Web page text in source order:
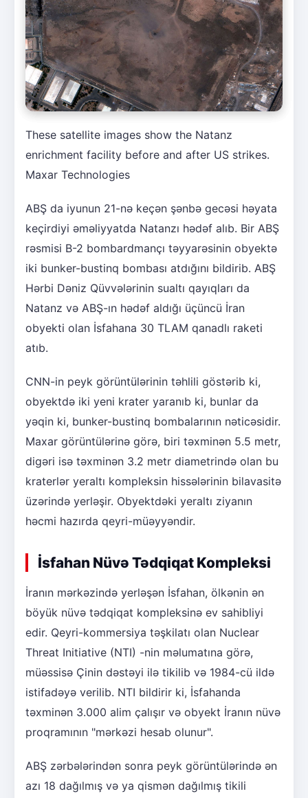
These satellite images show the Natanz
enrichment facility before and after US strikes.
Maxar Technologies
ABŞ da iyunun 21-nə keçən şənbə gecəsi həyata
keçirdiyi əməliyyatda Natanzı hədəf alıb. Bir ABŞ
rəsmisi B-2 bombardmançı təyyarəsinin obyektə
iki bunker-bustinq bombası atdığını bildirib. ABŞ
Hərbi Dəniz Qüvvələrinin sualtı qayıqları da
Natanz və ABŞ-ın hədəf aldığı üçüncü İran
obyekti olan İsfahana 30 TLAM qanadlı raketi
atıb.
CNN-in peyk görüntülərinin təhlili göstərib ki,
obyektdə iki yeni krater yaranıb ki, bunlar da
yəqin ki, bunker-bustinq bombalarının nəticəsidir.
Maxar görüntülərinə görə, biri təxminən 5.5 metr,
digəri isə təxminən 3.2 metr diametrində olan bu
kraterlər yeraltı kompleksin hissələrinin bilavasitə
üzərində yerləşir. Obyektdəki yeraltı ziyanın
həcmi hazırda qeyri-müəyyəndir.
İsfahan Nüvə Tədqiqat Kompleksi
İranın mərkəzində yerləşən İsfahan, ölkənin ən
böyük nüvə tədqiqat kompleksinə ev sahibliyi
edir. Qeyri-kommersiya təşkilatı olan Nuclear
Threat Initiative (NTI) -nin məlumatına görə,
müəssisə Çinin dəstəyi ilə tikilib və 1984-cü ildə
istifadəyə verilib. NTI bildirir ki, İsfahanda
təxminən 3.000 alim çalışır və obyekt İranın nüvə
proqramının "mərkəzi hesab olunur".
ABŞ zərbələrindən sonra peyk görüntülərində ən
azı 18 dağılmış və ya qismən dağılmış tikili